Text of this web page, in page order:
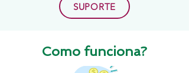
SUPORTE
Como funciona?